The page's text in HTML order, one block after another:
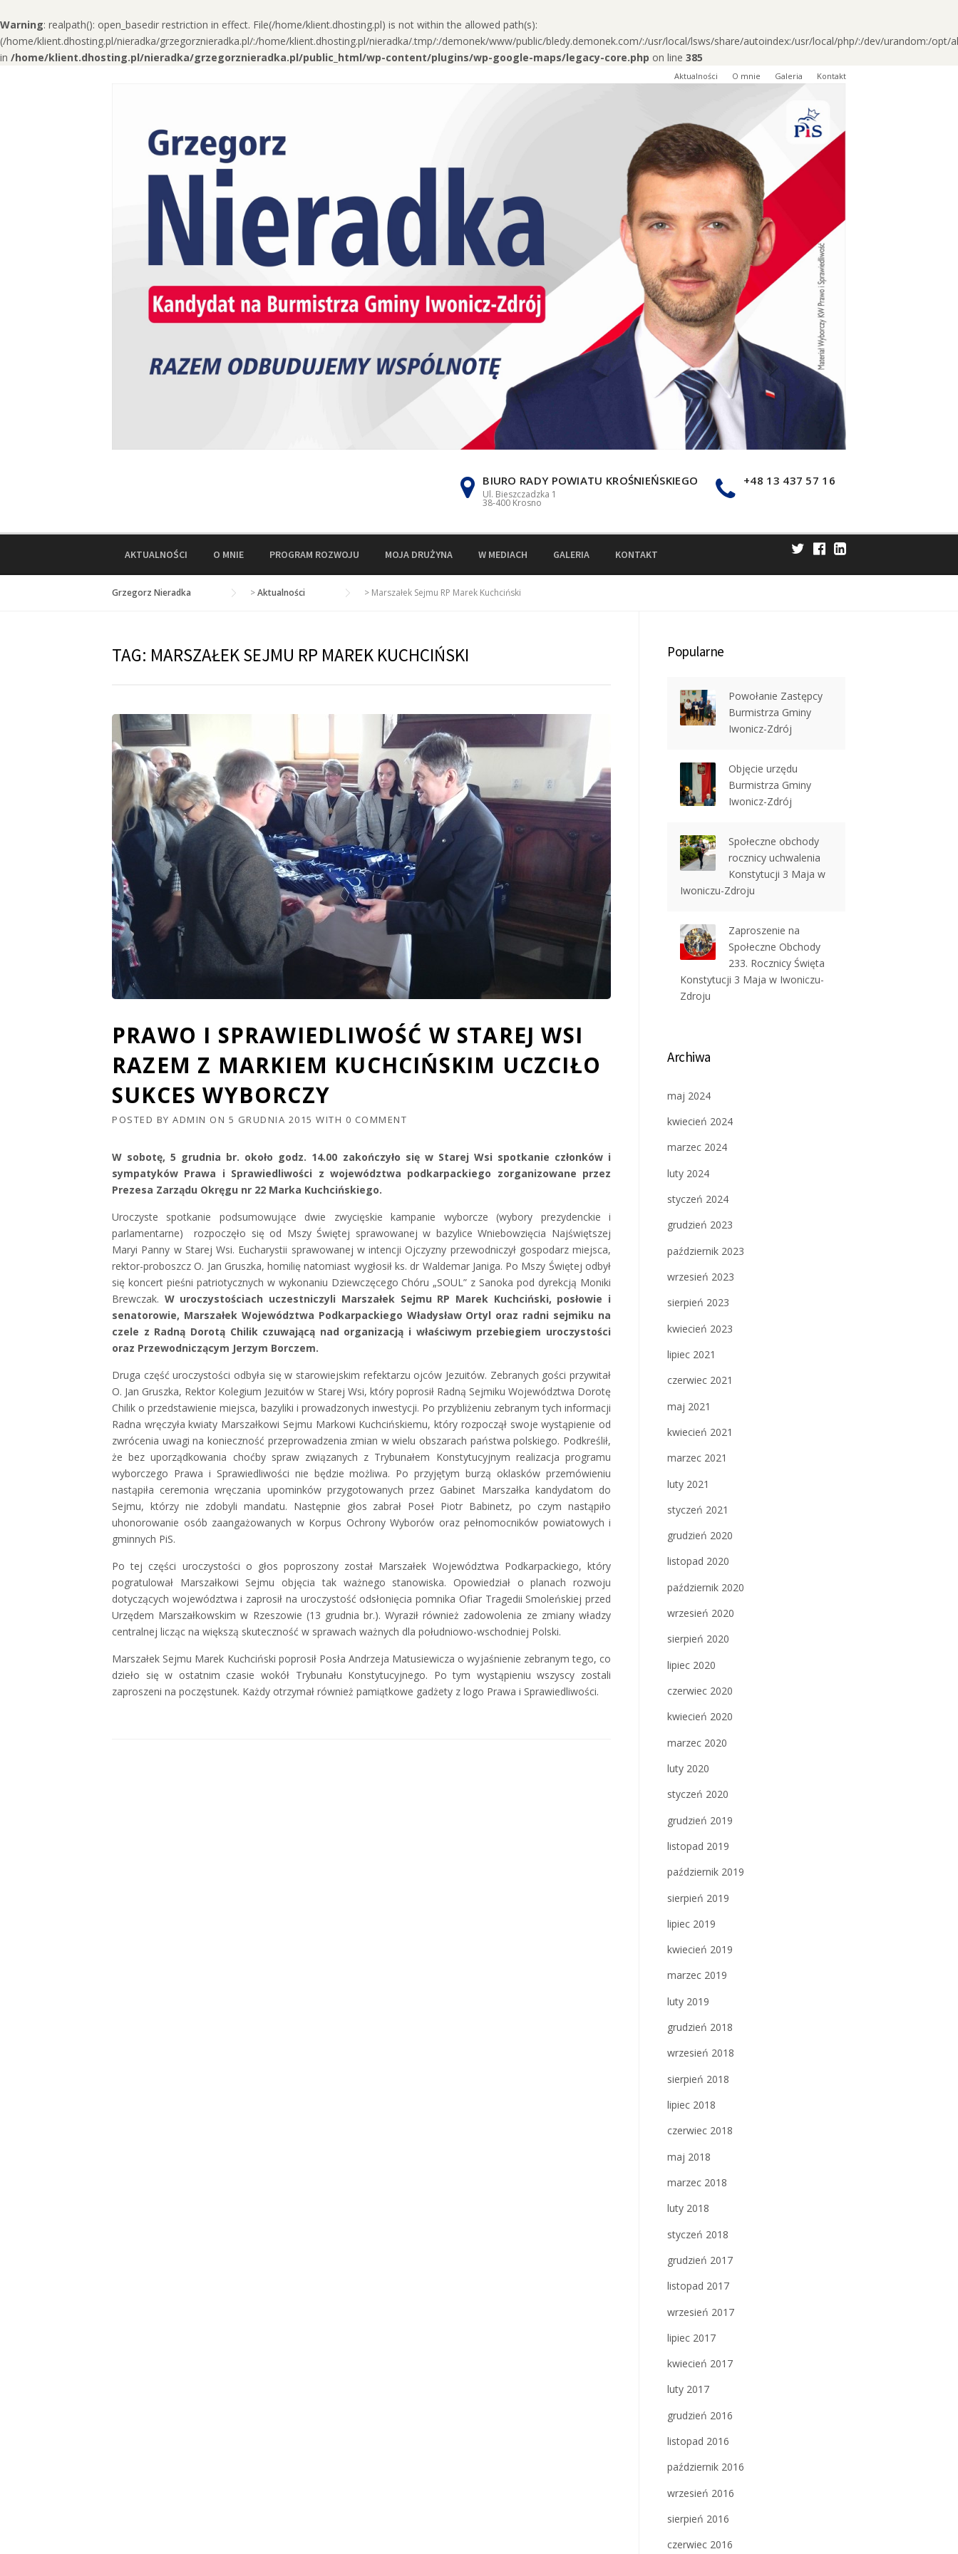
Warning: realpath(): open_basedir restriction in effect. File(/home/klient.dhosting.pl) is not within the allowed path(s):
(/home/klient.dhosting.pl/nieradka/grzegorznieradka.pl/:/home/klient.dhosting.pl/nieradka/.tmp/:/demonek/www/public/bledy.demonek.com/:/usr/local/lsws/share/autoindex:/usr/local/php/:/dev/urandom:/
in /home/klient.dhosting.pl/nieradka/grzegorznieradka.pl/public_html/wp-content/plugins/wp-google-maps/legacy-core.php on line 385
Aktualności O mnie Galeria Kontakt
BIURO RADY POWIATU KROŚNIEŃSKIEGO
Ul. Bieszczadzka 1
38-400 Krosno
+48 13 437 57 16
AKTUALNOŚCI O MNIE PROGRAM ROZWOJU MOJA DRUŻYNA W MEDIACH GALERIA KONTAKT
Grzegorz Nieradka >Aktualności > Marszałek Sejmu RP Marek Kuchciński
TAG: MARSZAŁEK SEJMU RP MAREK KUCHCIŃSKI
PRAWO I SPRAWIEDLIWOŚĆ W STAREJ WSI
RAZEM Z MARKIEM KUCHCIŃSKIM UCZCIŁO
SUKCES WYBORCZY
POSTED BY ADMIN ON 5 GRUDNIA 2015 WITH 0 COMMENT
W sobotę, 5 grudnia br. około godz. 14.00 zakończyło się w Starej Wsi spotkanie członków i
sympatyków Prawa i Sprawiedliwości z województwa podkarpackiego zorganizowane przez
Prezesa Zarządu Okręgu nr 22 Marka Kuchcińskiego.
Uroczyste spotkanie podsumowujące dwie zwycięskie kampanie wyborcze (wybory prezydenckie i
parlamentarne) rozpoczęło się od Mszy Świętej sprawowanej w bazylice Wniebowzięcia Najświętszej
Maryi Panny w Starej Wsi. Eucharystii sprawowanej w intencji Ojczyzny przewodniczył gospodarz miejsca,
rektor-proboszcz O. Jan Gruszka, homilię natomiast wygłosił ks. dr Waldemar Janiga. Po Mszy Świętej odbył
się koncert pieśni patriotycznych w wykonaniu Dziewczęcego Chóru „SOUL” z Sanoka pod dyrekcją Moniki
Brewczak. W uroczystościach uczestniczyli Marszałek Sejmu RP Marek Kuchciński, posłowie i
senatorowie, Marszałek Województwa Podkarpackiego Władysław Ortyl oraz radni sejmiku na
czele z Radną Dorotą Chilik czuwającą nad organizacją i właściwym przebiegiem uroczystości
oraz Przewodniczącym Jerzym Borczem.
Druga część uroczystości odbyła się w starowiejskim refektarzu ojców Jezuitów. Zebranych gości przywitał
O. Jan Gruszka, Rektor Kolegium Jezuitów w Starej Wsi, który poprosił Radną Sejmiku Województwa Dorotę
Chilik o przedstawienie miejsca, bazyliki i prowadzonych inwestycji. Po przybliżeniu zebranym tych informacji
Radna wręczyła kwiaty Marszałkowi Sejmu Markowi Kuchcińskiemu, który rozpoczął swoje wystąpienie od
zwrócenia uwagi na konieczność przeprowadzenia zmian w wielu obszarach państwa polskiego. Podkreślił,
że bez uporządkowania choćby spraw związanych z Trybunałem Konstytucyjnym realizacja programu
wyborczego Prawa i Sprawiedliwości nie będzie możliwa. Po przyjętym burzą oklasków przemówieniu
nastąpiła ceremonia wręczania upominków przygotowanych przez Gabinet Marszałka kandydatom do
Sejmu, którzy nie zdobyli mandatu. Następnie głos zabrał Poseł Piotr Babinetz, po czym nastąpiło
uhonorowanie osób zaangażowanych w Korpus Ochrony Wyborów oraz pełnomocników powiatowych i
gminnych PiS.
Po tej części uroczystości o głos poproszony został Marszałek Województwa Podkarpackiego, który
pogratulował Marszałkowi Sejmu objęcia tak ważnego stanowiska. Opowiedział o planach rozwoju
dotyczących województwa i zaprosił na uroczystość odsłonięcia pomnika Ofiar Tragedii Smoleńskiej przed
Urzędem Marszałkowskim w Rzeszowie (13 grudnia br.). Wyraził również zadowolenia ze zmiany władzy
centralnej licząc na większą skuteczność w sprawach ważnych dla południowo-wschodniej Polski.
Marszałek Sejmu Marek Kuchciński poprosił Posła Andrzeja Matusiewicza o wyjaśnienie zebranym tego, co
dzieło się w ostatnim czasie wokół Trybunału Konstytucyjnego. Po tym wystąpieniu wszyscy zostali
zaproszeni na poczęstunek. Każdy otrzymał również pamiątkowe gadżety z logo Prawa i Sprawiedliwości.
Popularne
Powołanie Zastępcy
Burmistrza Gminy
Iwonicz-Zdrój
Objęcie urzędu
Burmistrza Gminy
Iwonicz-Zdrój
Społeczne obchody
rocznicy uchwalenia
Konstytucji 3 Maja w
Iwoniczu-Zdroju
Zaproszenie na
Społeczne Obchody
233. Rocznicy Święta
Konstytucji 3 Maja w Iwoniczu-
Zdroju
Archiwa
maj 2024
kwiecień 2024
marzec 2024
luty 2024
styczeń 2024
grudzień 2023
październik 2023
wrzesień 2023
sierpień 2023
kwiecień 2023
lipiec 2021
czerwiec 2021
maj 2021
kwiecień 2021
marzec 2021
luty 2021
styczeń 2021
grudzień 2020
listopad 2020
październik 2020
wrzesień 2020
sierpień 2020
lipiec 2020
czerwiec 2020
kwiecień 2020
marzec 2020
luty 2020
styczeń 2020
grudzień 2019
listopad 2019
październik 2019
sierpień 2019
lipiec 2019
kwiecień 2019
marzec 2019
luty 2019
grudzień 2018
wrzesień 2018
sierpień 2018
lipiec 2018
czerwiec 2018
maj 2018
marzec 2018
luty 2018
styczeń 2018
grudzień 2017
listopad 2017
wrzesień 2017
lipiec 2017
kwiecień 2017
luty 2017
grudzień 2016
listopad 2016
październik 2016
wrzesień 2016
sierpień 2016
czerwiec 2016